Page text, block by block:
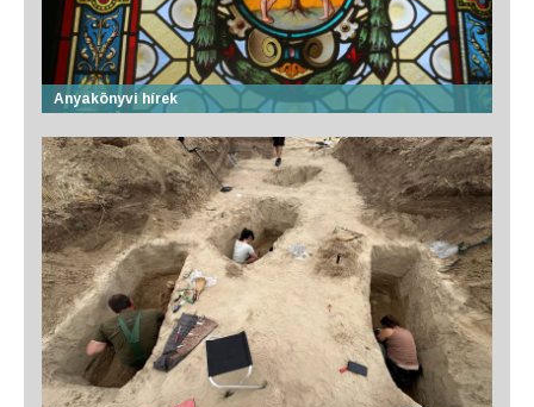
Anyakönyvi hírek